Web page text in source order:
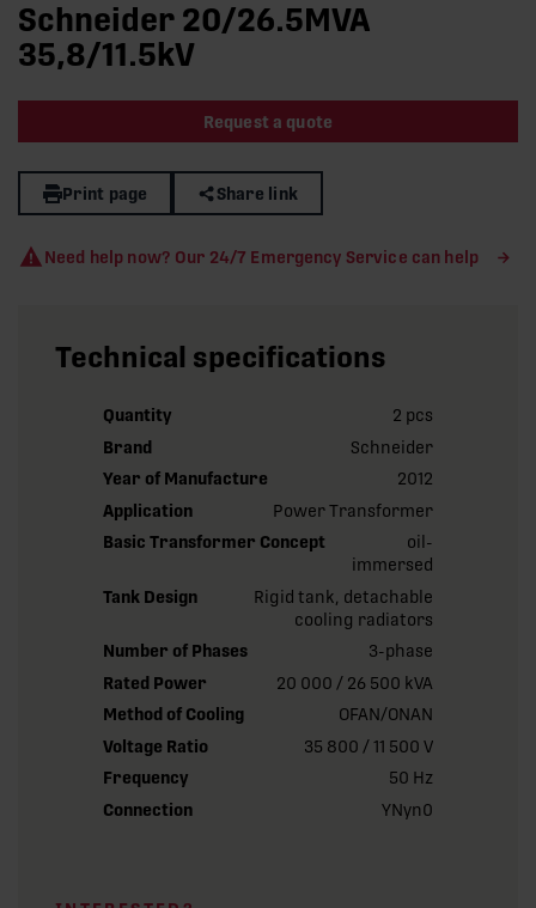
Schneider 20/26.5MVA
35,8/11.5kV
Request a quote
Print page Share link
Need help now? Our 24/7 Emergency Service can help
Technical specifications
Quantity
2 pcs
Brand
Schneider
Year of Manufacture
2012
Application
Power Transformer
Basic Transformer Concept
oil-
immersed
Tank Design
Rigid tank, detachable
cooling radiators
Number of Phases
3-phase
Rated Power
20 000 / 26 500 kVA
Method of Cooling
OFAN/ONAN
Voltage Ratio
35 800 / 11 500 V
Frequency
50 Hz
Connection
YNyn0